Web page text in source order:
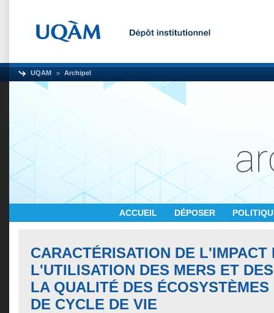
UQAM Archipel
ACCUEIL DÉPOSER
CARACTÉRISATION DE L'IMPACT
L'UTILISATION DES MERS ET
LA QUALITÉ DES ÉCOSYSTÈMES
DE CYCLE DE VIE